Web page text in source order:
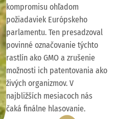
kompromisu ohľadom
požiadaviek Európskeho
parlamentu. Ten presadzoval
povinné označovanie týchto
rastlín ako GMO a zrušenie
možnosti ich patentovania ako
živých organizmov. V
najbližších mesiacoch nás
čaká finálne hlasovanie.